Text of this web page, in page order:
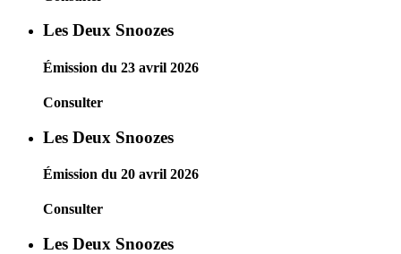
Les Deux Snoozes
Émission du 23 avril 2026
Consulter
Les Deux Snoozes
Émission du 20 avril 2026
Consulter
Les Deux Snoozes